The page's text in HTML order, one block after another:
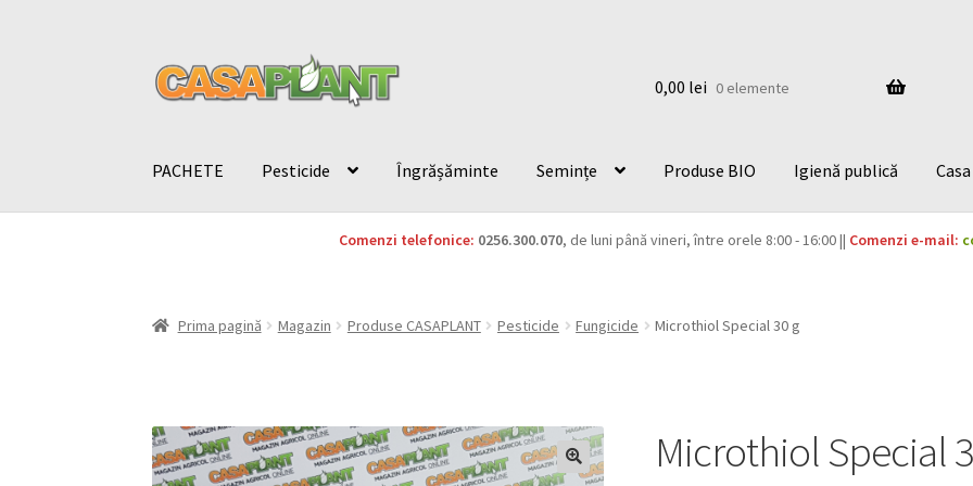
0,00 lei 0 elemente
PACHETE Pesticide Îngrășăminte Semințe Produse BIO Igienă publică
Comenzi telefonice: 0256.300.070, de luni până vineri, între orele 8:00 - 16:00 || Comenzi e-mail:
Prima pagină Magazin Produse CASAPLANT Pesticide Fungicide Microthiol Special 30 g
Microthiol Special